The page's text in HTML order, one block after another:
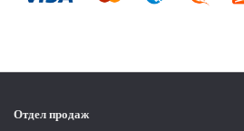
Отдел продаж